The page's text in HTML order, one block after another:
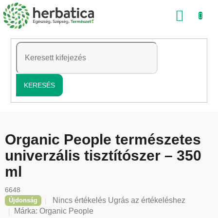
Ugrás
a
tartalomhoz
KERESÉS
Organic People természetes
univerzális tisztítószer – 350
ml
6648
Újdonság
A
termék
Nincs értékelés Ugrás az értékeléshez
Márka: Organic People